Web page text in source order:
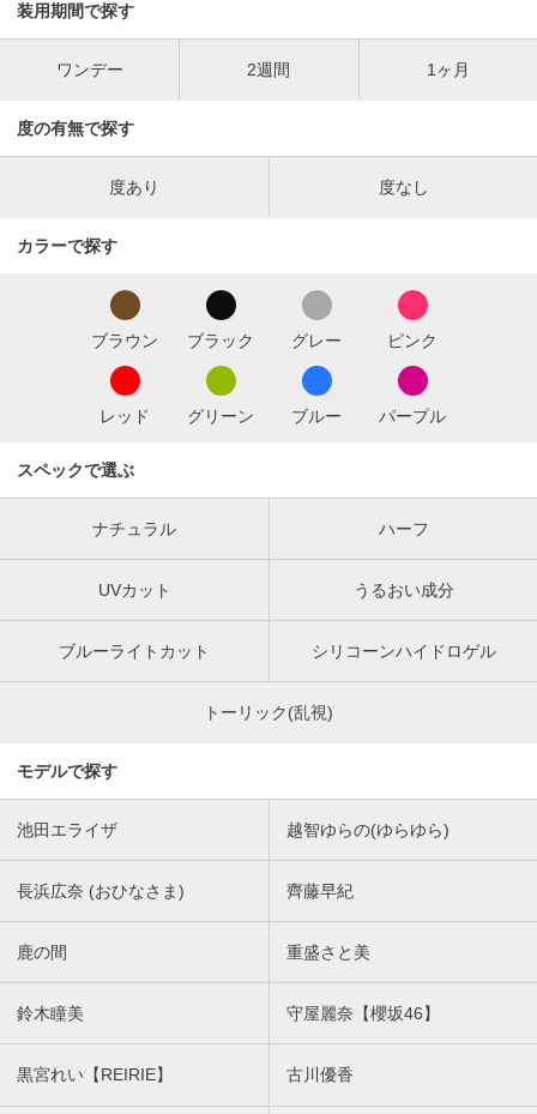
装用期間で探す
ワンデー 2週間 1ヶ月
度の有無で探す
度あり 度なし
カラーで探す
ブラウン ブラック グレー ピンク
レッド グリーン ブルー パープル
スペックで選ぶ
ナチュラル ハーフ
UVカット うるおい成分
ブルーライトカット シリコーンハイドロゲル
トーリック(乱視)
モデルで探す
池田エライザ 越智ゆらの(ゆらゆら)
長浜広奈 (おひなさま) 齊藤早紀
鹿の間 重盛さと美
鈴木瞳美 守屋麗奈【櫻坂46】
黒宮れい【REIRIE】 古川優香